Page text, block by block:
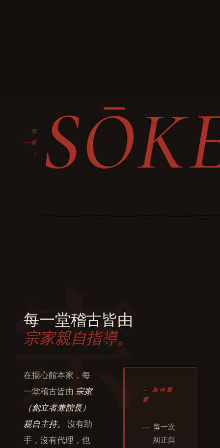
宗
宗
家
（
每一堂稽古皆由
宗家親自指導。
在揚心館本家，每
一堂稽古皆由 宗家
（創立者兼館長）
親自主持。
沒有助
手，沒有代理，也
— 為何重
要
― 每一次
糾正與